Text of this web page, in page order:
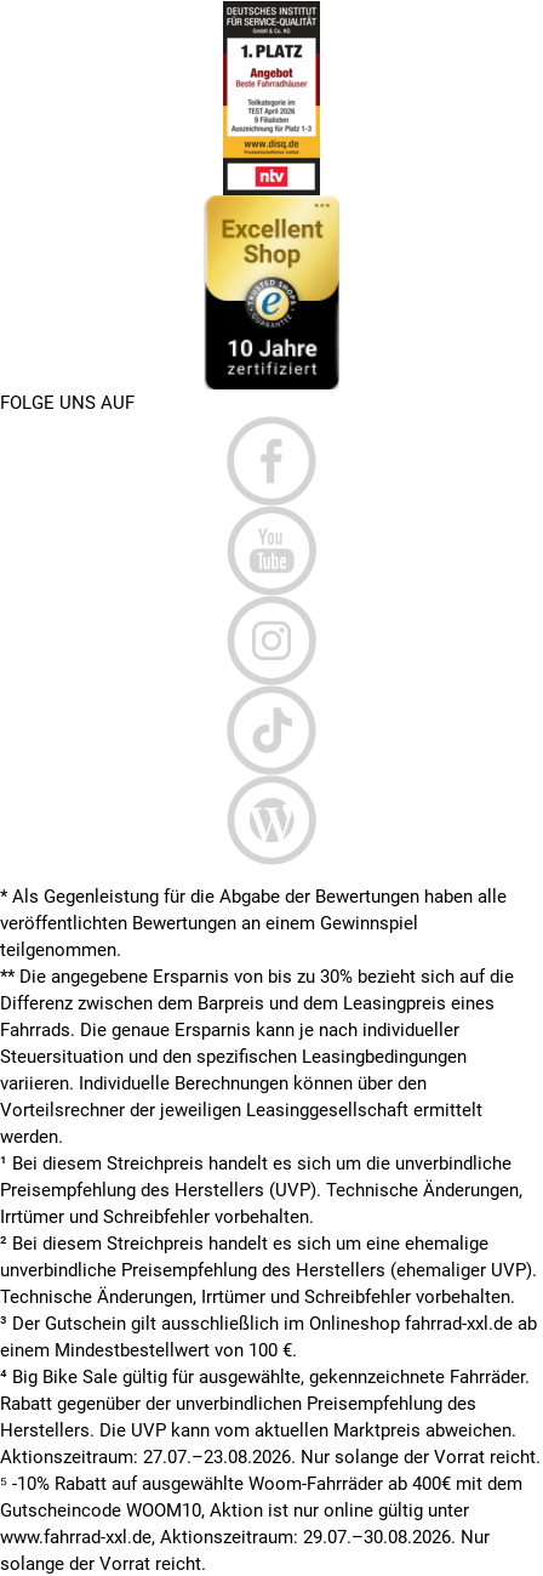
FOLGE UNS AUF
* Als Gegenleistung für die Abgabe der Bewertungen haben alle
veröffentlichten Bewertungen an einem Gewinnspiel
teilgenommen.
** Die angegebene Ersparnis von bis zu 30% bezieht sich auf die
Differenz zwischen dem Barpreis und dem Leasingpreis eines
Fahrrads. Die genaue Ersparnis kann je nach individueller
Steuersituation und den spezifischen Leasingbedingungen
variieren. Individuelle Berechnungen können über den
Vorteilsrechner der jeweiligen Leasinggesellschaft ermittelt
werden.
¹ Bei diesem Streichpreis handelt es sich um die unverbindliche
Preisempfehlung des Herstellers (UVP). Technische Änderungen,
Irrtümer und Schreibfehler vorbehalten.
² Bei diesem Streichpreis handelt es sich um eine ehemalige
unverbindliche Preisempfehlung des Herstellers (ehemaliger UVP).
Technische Änderungen, Irrtümer und Schreibfehler vorbehalten.
³ Der Gutschein gilt ausschließlich im Onlineshop fahrrad-xxl.de ab
einem Mindestbestellwert von 100 €.
⁴ Big Bike Sale gültig für ausgewählte, gekennzeichnete Fahrräder.
Rabatt gegenüber der unverbindlichen Preisempfehlung des
Herstellers. Die UVP kann vom aktuellen Marktpreis abweichen.
Aktionszeitraum: 27.07.–23.08.2026. Nur solange der Vorrat reicht.
⁵ -10% Rabatt auf ausgewählte Woom-Fahrräder ab 400€ mit dem
Gutscheincode WOOM10, Aktion ist nur online gültig unter
www.fahrrad-xxl.de, Aktionszeitraum: 29.07.–30.08.2026. Nur
solange der Vorrat reicht.